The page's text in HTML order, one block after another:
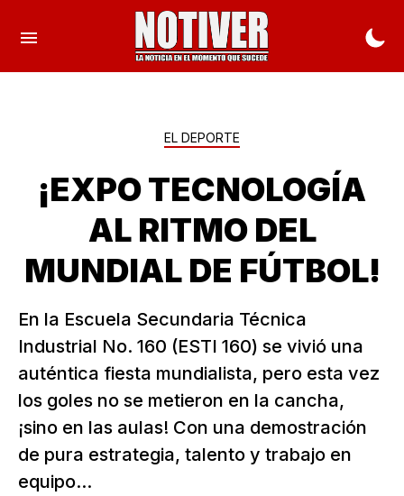
EL DEPORTE
¡EXPO TECNOLOGÍA
AL RITMO DEL
MUNDIAL DE FÚTBOL!
En la Escuela Secundaria Técnica
Industrial No. 160 (ESTI 160) se vivió una
auténtica fiesta mundialista, pero esta vez
los goles no se metieron en la cancha,
¡sino en las aulas! Con una demostración
de pura estrategia, talento y trabajo en
equipo...